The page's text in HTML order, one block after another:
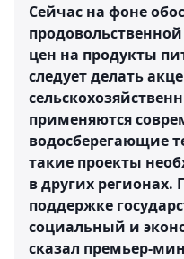
Сейчас на фоне
цен на продукты
следует делать
применяются
водосберегающие
такие проекты
в других регионах.
поддержке
социальный и
сказал премьер-